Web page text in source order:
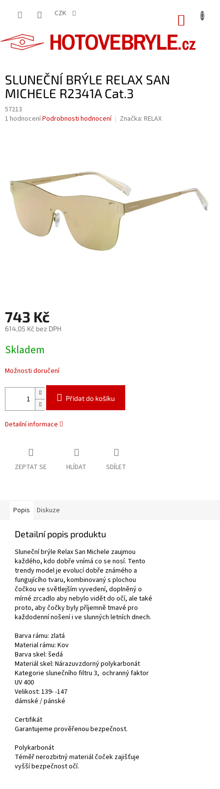
CZK
SLUNEČNÍ BRÝLE RELAX SAN
MICHELE R2341A Cat.3
57213
Průměrné
hvězdiček.
1 hodnoceníPodrobnosti hodnocení Značka: RELAX
743 Kč
614,05 Kč bez DPH
cena:
Skladem
Možnosti doručení
Přidat do košíku
Detailní informace
ZEPTAT SE HLÍDAT SDÍLET
Popis Diskuze
Detailní popis produktu
Sluneční brýle Relax San Michele zaujmou
každého, kdo dobře vnímá co se nosí. Tento
trendy model je evolucí dobře známého a
fungujícího tvaru, kombinovaný s plochou
čočkou ve světlejším vyvedení, doplněný o
mírné zrcadlo aby nebylo vidět do očí, ale také
proto, aby čočky byly příjemně tmavé pro
každodenní nošení i ve slunných letních dnech.
Barva rámu: zlatá
Material rámu: Kov
Barva skel: šedá
Materiál skel: Nárazuvzdorný polykarbonát
Kategorie slunečního filtru 3, ochranný faktor
UV 400
Velikost: 139- -147
dámské /pánské
Certifikát
Garantujeme prověřenou bezpečnost.
Polykarbonát
Téměř nerozbitný materiál čoček zajišťuje
vyšší bezpečnost očí.